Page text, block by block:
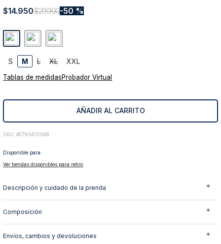
$14.950$29.900 50 %
S M L XL XXL
Tablas de medidasProbador Virtual
AÑADIR AL CARRITO
: 407904Y0048
Disponible para:
Ver tiendas disponibles para retiro
Descripción y cuidado de la prenda
Composición
Envíos, cambios y devoluciones
6.
jeans
8.
chaqueta
9
poleron
10. abrigo